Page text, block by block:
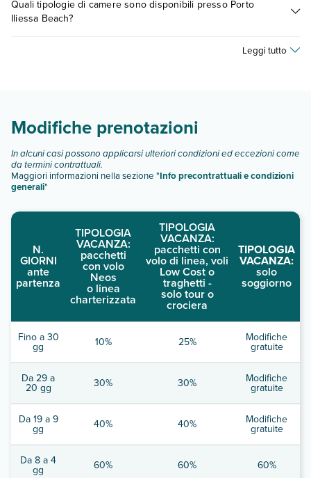
fattori (per es. date, condizioni dell'hotel, ecc). Per consultare i
prezzi, compila il motore di ricerca e scegli quando partire.
Quali tipologie di camere sono disponibili presso Porto
Iliessa Beach?
Leggi tutto
Modifiche prenotazioni
In alcuni casi possono applicarsi ulteriori condizioni ed eccezioni come
da termini contrattuali.
Maggiori informazioni nella sezione "Info precontrattuali e condizioni
generali"
N.
GIORNI
ante
partenza
TIPOLOGIA
VACANZA:
pacchetti
con volo
Neos
o linea
charterizzata
TIPOLOGIA
VACANZA:
pacchetti con
volo di linea, voli
Low Cost o
traghetti -
solo tour o
crociera
TIPOLOGIA
VACANZA:
solo
soggiorno
Fino a 30
gg 10% 25% Modifiche
gratuite
Da 29 a
20 gg 30% 30% Modifiche
gratuite
Da 19 a 9
gg 40% 40% Modifiche
gratuite
Da 8 a 4
gg 60% 60% 60%